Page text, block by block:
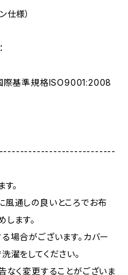
仕様）
際基準規格ISO9001:2008
。
通しの良いところでお布
ます。
場合がございます。カバー
濯をしてください。
なく変更することがございま